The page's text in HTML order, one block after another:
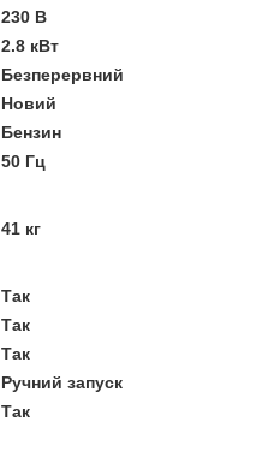
230 В
2.8 кВт
Безперервний
Новий
Бензин
50 Гц
41 кг
Так
Так
Так
Ручний запуск
Так